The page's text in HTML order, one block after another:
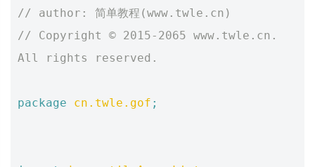
// author: 简单教程(www.twle.cn)
// Copyright © 2015-2065 www.twle.cn.
All rights reserved.
package cn.twle.gof ;